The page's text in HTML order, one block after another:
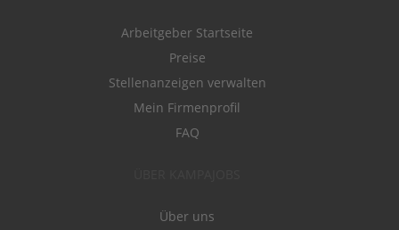
Arbeitgeber Startseite
Preise
Stellenanzeigen verwalten
Mein Firmenprofil
FAQ
Über uns